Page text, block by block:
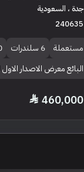
جدة ، السعودية
240635
مستعملة 6 سلندرات
البائع معرض الاصدار
460,000